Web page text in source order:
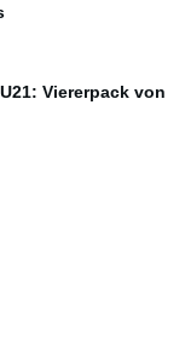
Viererpack von